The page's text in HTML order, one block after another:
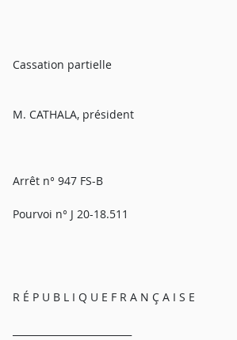
Cassation partielle
M. CATHALA, président
Arrêt n° 947 FS-B
Pourvoi n° J 20-18.511
R É P U B L I Q U E F R A N Ç A I S E